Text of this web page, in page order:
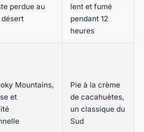
perdue au
désert
lent et fumé
pendant 12
heures
Mountains,
et
Pie à la crème
de cacahuètes,
un classique du
Sud